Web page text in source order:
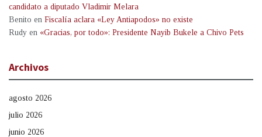
candidato a diputado Vladimir Melara
Benito en Fiscalía aclara «Ley Antiapodos» no existe
Rudy en «Gracias, por todo»: Presidente Nayib Bukele a Chivo Pets
Archivos
agosto 2026
julio 2026
junio 2026